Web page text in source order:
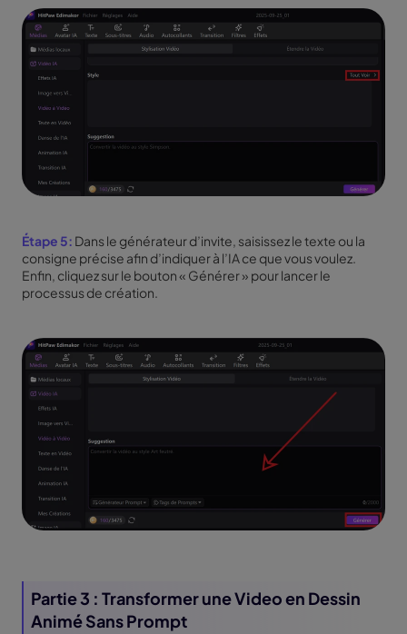
Étape 5: Dans le générateur d’invite, saisissez le texte ou la
consigne précise afin d’indiquer à l’IA ce que vous voulez.
Enfin, cliquez sur le bouton « Générer » pour lancer le
processus de création.
Partie 3 : Transformer une Video en Dessin
Animé Sans Prompt